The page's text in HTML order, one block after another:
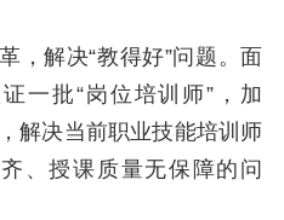
，解决“教得好”问题。面
一批“岗位培训师”，加
解决当前职业技能培训师
、授课质量无保障的问